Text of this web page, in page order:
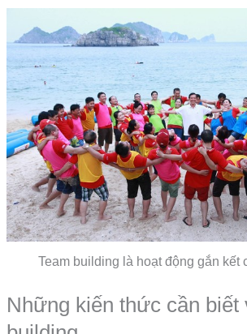
Team building là hoạt động gắn kết
Những kiến thức cần biết